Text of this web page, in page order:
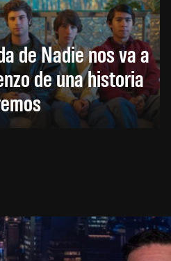
de Nadie nos va a
de una historia